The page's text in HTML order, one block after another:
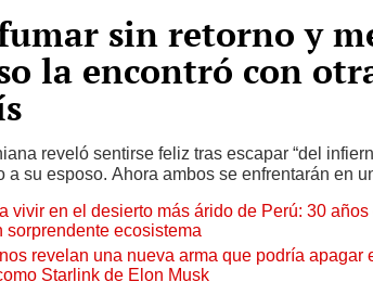
sin retorno y
la encontró con
reveló sentirse feliz tras escapar “del
a su esposo. Ahora ambos se enfrentarán en
vivir en el desierto más árido de Perú: 30
sorprendente ecosistema
revelan una nueva arma que podría apagar
Starlink de Elon Musk